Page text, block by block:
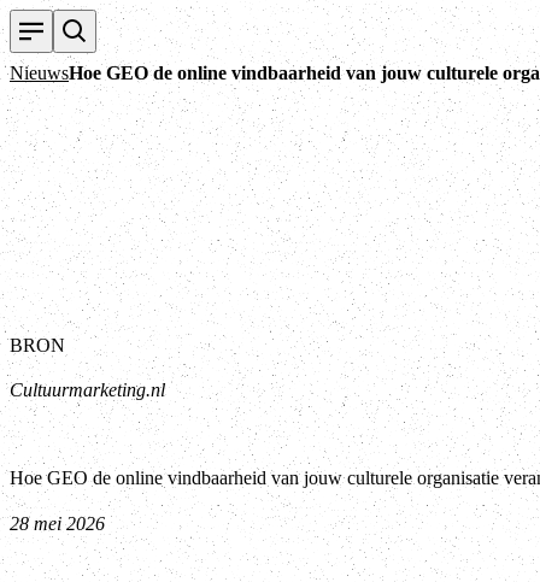
NieuwsHoe GEO de online vindbaarheid van jouw culturele
BRON
Cultuurmarketing.nl
Hoe GEO de online vindbaarheid van jouw culturele organisatie
28 mei 2026